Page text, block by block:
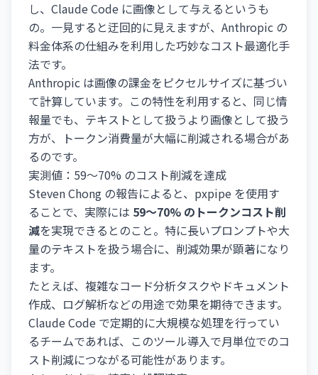
し、Claude Code に画像として与えるというも
の。一見すると迂回的に見えますが、Anthropic の
料金体系の仕組みを利用した巧妙なコスト最適化手
法です。
Anthropic は画像の課金をピクセルサイズに基づい
て計算しています。この特性を利用すると、同じ情
報量でも、テキストとして扱うより画像として扱う
方が、トークン消費量が大幅に削減される場合があ
るのです。
実測値：59〜70% のコスト削減を達成
Steven Chong の報告によると、pxpipe を使用す
ることで、実際には 59〜70% のトークンコスト削
減を実現できるとのこと。特に長いプロンプトや大
量のテキストを扱う場合に、削減効果が顕著になり
ます。
たとえば、複雑なコード分析タスクやドキュメント
作成、ログ解析などの用途で効果を期待できます。
Claude Code で定期的に大規模な処理を行ってい
るチームであれば、このツール導入で月単位でのコ
スト削減につながる可能性があります。